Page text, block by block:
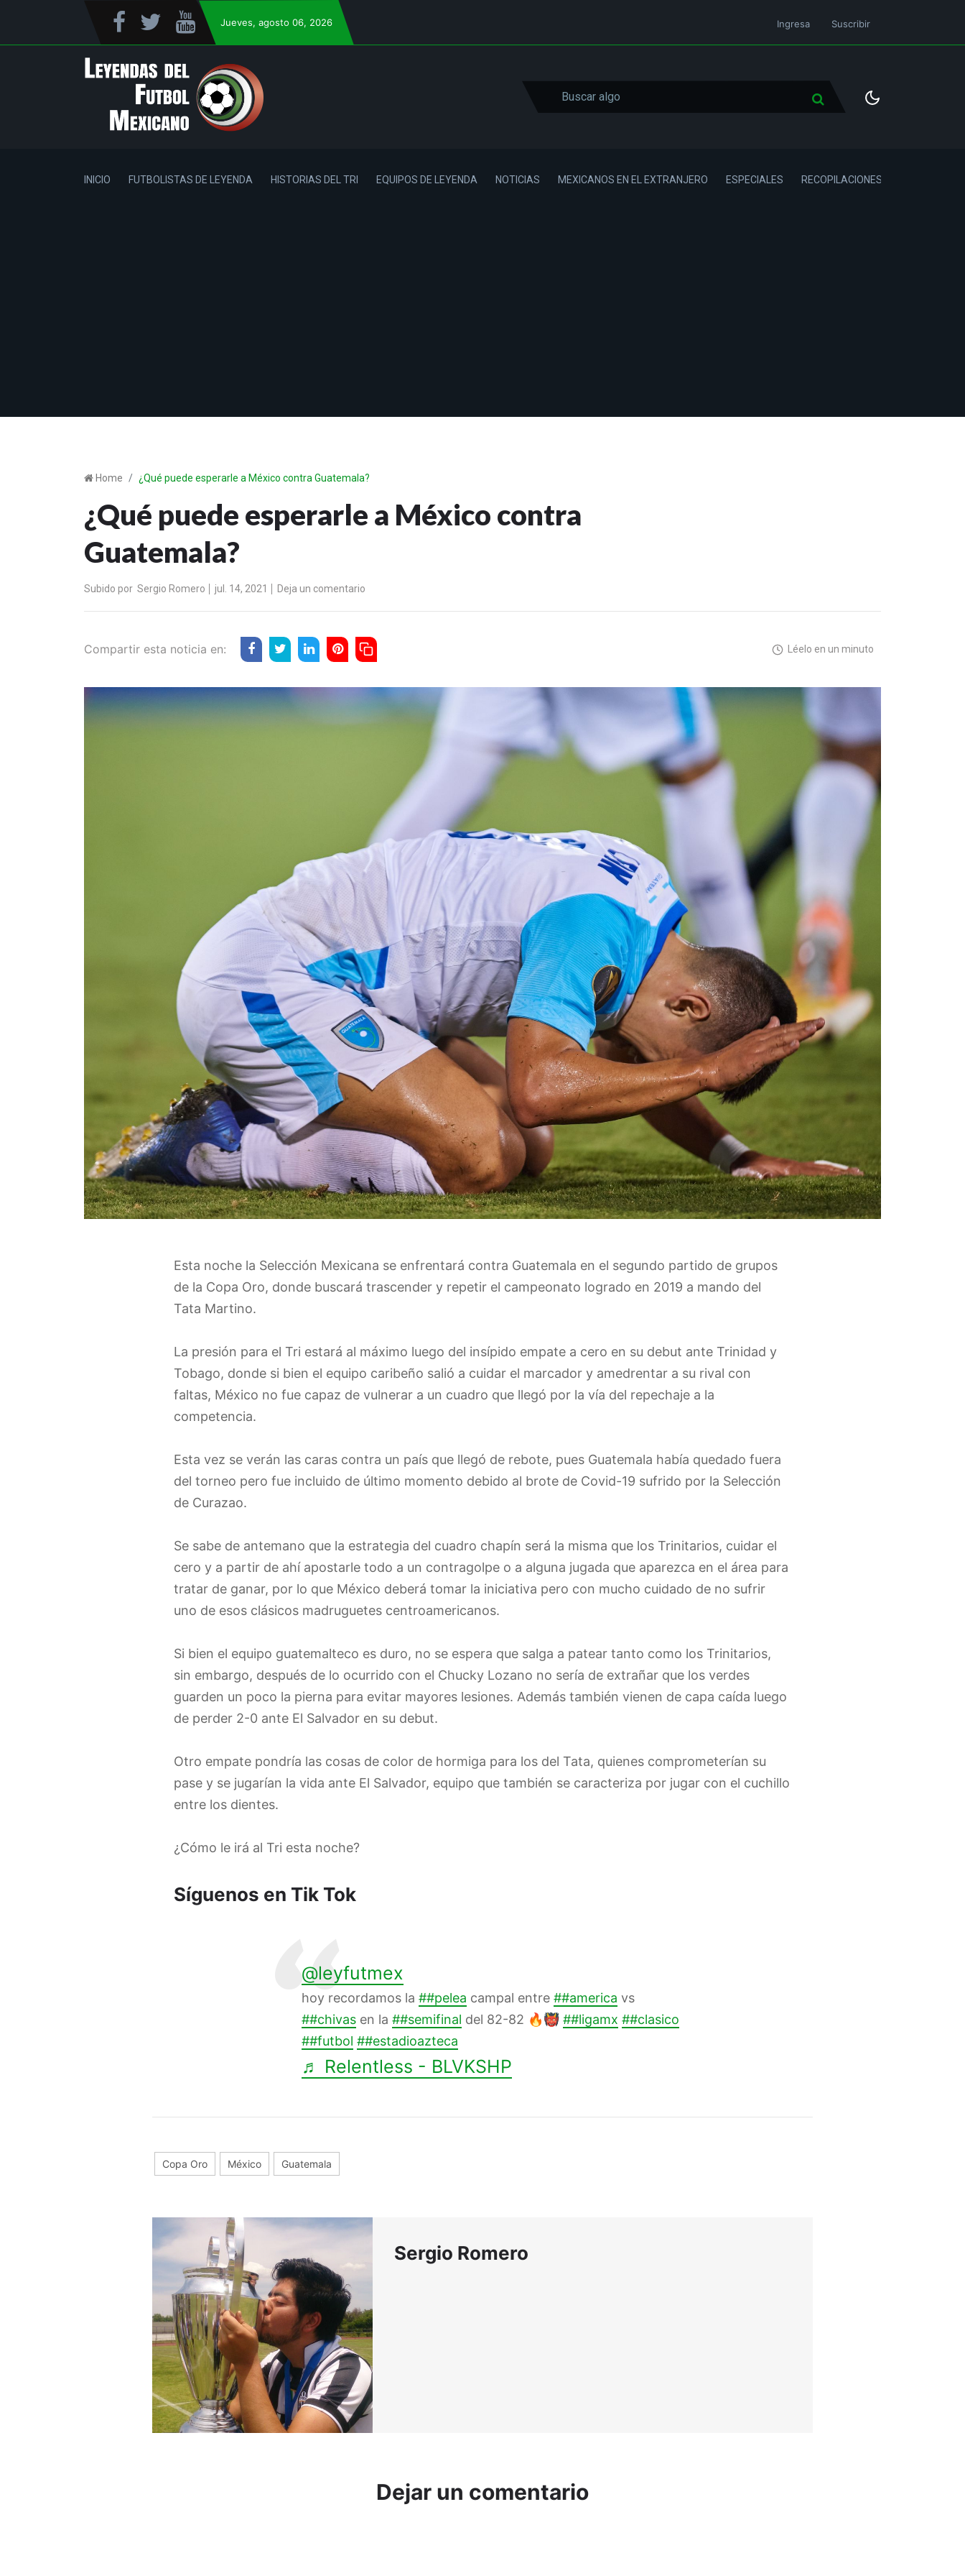
Jueves, agosto 06, 2026 Ingresa Suscribir
INICIO FUTBOLISTAS DE LEYENDA HISTORIAS DEL TRI EQUIPOS DE LEYENDA NOTICIAS MEXICANOS EN EL EXTRANJERO ESPECIALES RECOPILACIONES
Home ¿Qué puede esperarle a México contra Guatemala?
¿Qué puede esperarle a México contra
Guatemala?
Subido por Sergio Romero jul. 14, 2021 Deja un comentario
Compartir esta noticia en: Léelo en un minuto
Esta noche la Selección Mexicana se enfrentará contra Guatemala en el segundo partido de grupos
de la Copa Oro, donde buscará trascender y repetir el campeonato logrado en 2019 a mando del
Tata Martino.
La presión para el Tri estará al máximo luego del insípido empate a cero en su debut ante Trinidad y
Tobago, donde si bien el equipo caribeño salió a cuidar el marcador y amedrentar a su rival con
faltas, México no fue capaz de vulnerar a un cuadro que llegó por la vía del repechaje a la
competencia.
Esta vez se verán las caras contra un país que llegó de rebote, pues Guatemala había quedado fuera
del torneo pero fue incluido de último momento debido al brote de Covid-19 sufrido por la Selección
de Curazao.
Se sabe de antemano que la estrategia del cuadro chapín será la misma que los Trinitarios, cuidar el
cero y a partir de ahí apostarle todo a un contragolpe o a alguna jugada que aparezca en el área para
tratar de ganar, por lo que México deberá tomar la iniciativa pero con mucho cuidado de no sufrir
uno de esos clásicos madruguetes centroamericanos.
Si bien el equipo guatemalteco es duro, no se espera que salga a patear tanto como los Trinitarios,
sin embargo, después de lo ocurrido con el Chucky Lozano no sería de extrañar que los verdes
guarden un poco la pierna para evitar mayores lesiones. Además también vienen de capa caída luego
de perder 2-0 ante El Salvador en su debut.
Otro empate pondría las cosas de color de hormiga para los del Tata, quienes comprometerían su
pase y se jugarían la vida ante El Salvador, equipo que también se caracteriza por jugar con el cuchillo
entre los dientes.
¿Cómo le irá al Tri esta noche?
Síguenos en Tik Tok
@leyfutmex
hoy recordamos la ##pelea campal entre ##america vs
##chivasen la ##semifinal del 82-82 🔥👹 ##ligamx ##clasico
##futbol ##estadioazteca
♬ Relentless - BLVKSHP
Copa Oro México Guatemala
Sergio Romero
Dejar un comentario